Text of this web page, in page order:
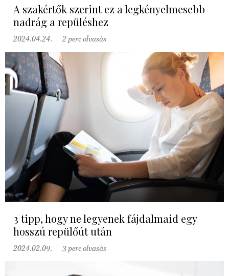
A szakértők szerint ez a legkényelmesebb
nadrág a repüléshez
2024.04.24. 2 perc olvasás
3 tipp, hogy ne legyenek fájdalmaid egy
hosszú repülőút után
2024.02.09. 3 perc olvasás